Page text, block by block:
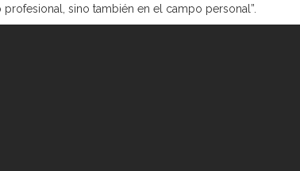
sino también en el campo personal”.